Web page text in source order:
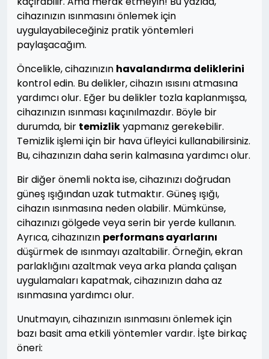
cihazınızın ısınmasını önlemek için
uygulayabileceğiniz pratik yöntemleri
paylaşacağım.
Öncelikle, cihazınızın havalandırma deliklerini
kontrol edin. Bu delikler, cihazın ısısını atmasına
yardımcı olur. Eğer bu delikler tozla kaplanmışsa,
cihazınızın ısınması kaçınılmazdır. Böyle bir
durumda, bir temizlikyapmanız gerekebilir.
Temizlik işlemi için bir hava üfleyici kullanabilirsiniz.
Bu, cihazınızın daha serin kalmasına yardımcı olur.
Bir diğer önemli nokta ise, cihazınızı doğrudan
güneş ışığından uzak tutmaktır. Güneş ışığı,
cihazın ısınmasına neden olabilir. Mümkünse,
cihazınızı gölgede veya serin bir yerde kullanın.
Ayrıca, cihazınızın performans ayarlarını
düşürmek de ısınmayı azaltabilir. Örneğin, ekran
parlaklığını azaltmak veya arka planda çalışan
uygulamaları kapatmak, cihazınızın daha az
ısınmasına yardımcı olur.
Unutmayın, cihazınızın ısınmasını önlemek için
bazı basit ama etkili yöntemler vardır. İşte birkaç
öneri: